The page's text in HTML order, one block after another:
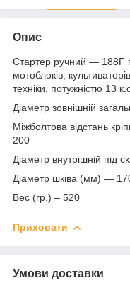
Опис
Стартер ручний — 188F
мотоблоків, культиваторів,
техніки, потужністю 13
Діаметр зовнішній
Міжболтова відстань
200
Діаметр внутрішній під
Діаметр шківа (мм) —
Вес (гр.) – 520
Приховати
Умови доставки